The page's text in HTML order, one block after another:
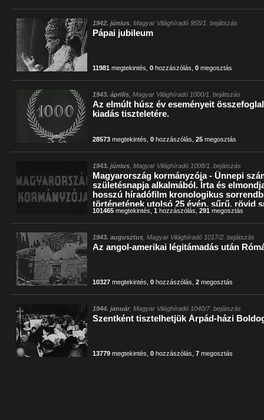
1942. június , Magyar Világhíradó 955/1. bejátszás
Pápai jubileum
11981 megtekintés ,0 hozzászólás ,0 megosztás
1943. április , Magyar Világhíradó 1000/1. bejátszás
Az elmúlt húsz év eseményeit
kiadás tiszteletére.
28573 megtekintés ,0 hozzászólás ,25 megosztás
1943. június , Magyar Világhíradó 1008/1. bejátszás
Magyarország kormányzója - Ünnepi
születésnapja alkalmából. Írta és
hosszú híradófilm kronologikus
történetének utolsó 25 évén, sűrű, rövid
és kommentátort egy szobában látjuk,
eredeti felvételen halljuk.)
101465 megtekintés ,1 hozzászólás ,291 megosztás
1943. augusztus , Magyar Világhíradó 1017/2. bejátszás
Az angol-amerikai légitámadás után
10327 megtekintés ,0 hozzászólás ,2 megosztás
1944. január, Magyar Világhíradó 1040/7. bejátszás
Szentként tisztelhetjük Árpád-házi
13779 megtekintés ,0 hozzászólás ,7 megosztás